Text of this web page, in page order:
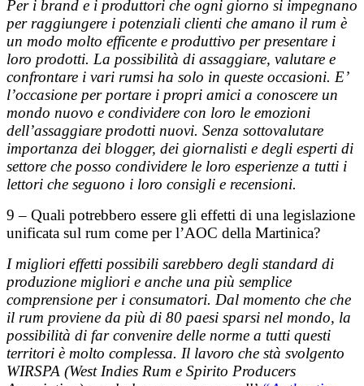
Per i brand e i produttori che ogni giorno si impegnano
per raggiungere i potenziali clienti che amano il rum è
un modo molto efficente e produttivo per presentare i
loro prodotti. La possibilità di assaggiare, valutare e
confrontare i vari rumsi ha solo in queste occasioni. E’
l’occasione per portare i propri amici a conoscere un
mondo nuovo e condividere con loro le emozioni
dell’assaggiare prodotti nuovi. Senza sottovalutare
importanza dei blogger, dei giornalisti e degli esperti di
settore che posso condividere le loro esperienze a tutti i
lettori che seguono i loro consigli e recensioni.
9 – Quali potrebbero essere gli effetti di una legislazione
unificata sul rum come per l’AOC della Martinica?
I migliori effetti possibili sarebbero degli standard di
produzione migliori e anche una più semplice
comprensione per i consumatori. Dal momento che che
il rum proviene da più di 80 paesi sparsi nel mondo, la
possibilità di far convenire delle norme a tutti questi
territori è molto complessa. Il lavoro che stà svolgento
WIRSPA (West Indies Rum e Spirito Producers